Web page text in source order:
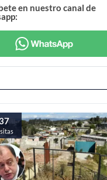
en nuestro canal de